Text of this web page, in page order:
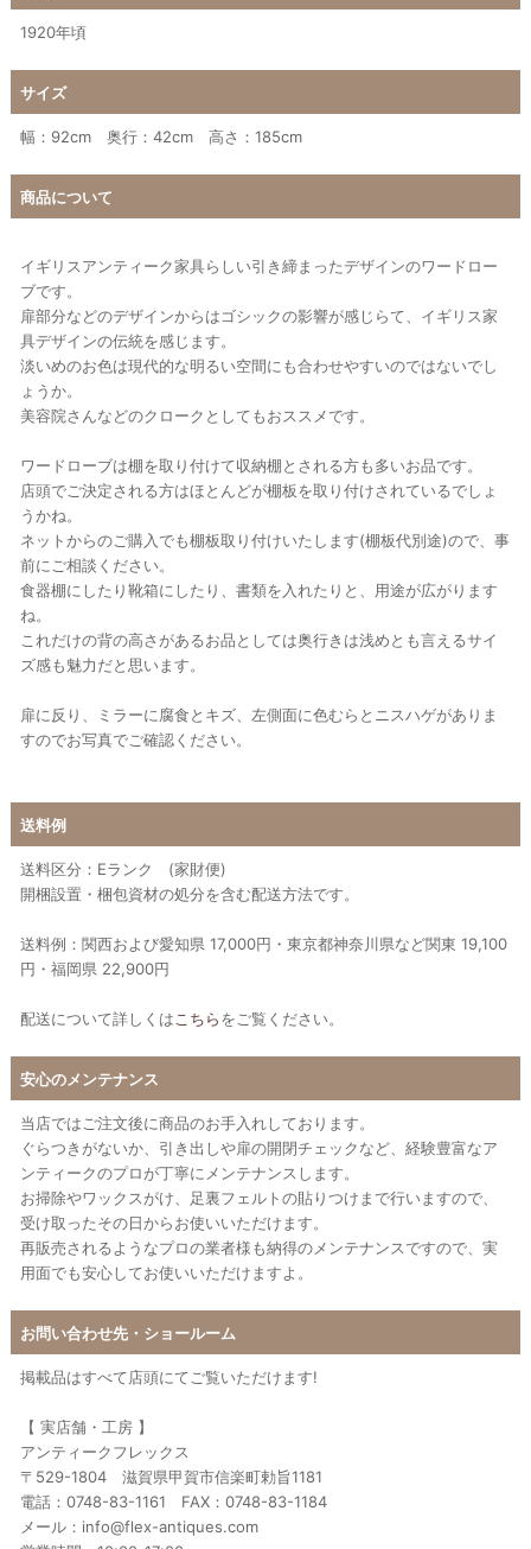
1920年頃
サイズ
幅：92cm 奥行：42cm 高さ：185cm
商品について
イギリスアンティーク家具らしい引き締まったデザインのワードロー
ブです。
扉部分などのデザインからはゴシックの影響が感じらて、イギリス家
具デザインの伝統を感じます。
淡いめのお色は現代的な明るい空間にも合わせやすいのではないでし
ょうか。
美容院さんなどのクロークとしてもおススメです。
ワードローブは棚を取り付けて収納棚とされる方も多いお品です。
店頭でご決定される方はほとんどが棚板を取り付けされているでしょ
うかね。
ネットからのご購入でも棚板取り付けいたします(棚板代別途)ので、事
前にご相談ください。
食器棚にしたり靴箱にしたり、書類を入れたりと、用途が広がります
ね。
これだけの背の高さがあるお品としては奥行きは浅めとも言えるサイ
ズ感も魅力だと思います。
扉に反り、ミラーに腐食とキズ、左側面に色むらとニスハゲがありま
すのでお写真でご確認ください。
送料例
送料区分：Eランク (家財便)
開梱設置・梱包資材の処分を含む配送方法です。
送料例：関西および愛知県 17,000円・東京都神奈川県など関東 19,100
円・福岡県 22,900円
配送について詳しくは こちらをご覧ください。
安心のメンテナンス
当店ではご注文後に商品のお手入れしております。
ぐらつきがないか、引き出しや扉の開閉チェックなど、経験豊富なア
ンティークのプロが丁寧にメンテナンスします。
お掃除やワックスがけ、足裏フェルトの貼りつけまで行いますので、
受け取ったその日からお使いいただけます。
再販売されるようなプロの業者様も納得のメンテナンスですので、実
用面でも安心してお使いいただけますよ。
お問い合わせ先・ショールーム
掲載品はすべて店頭にてご覧いただけます!
【 実店舗・工房 】
アンティークフレックス
〒529-1804 滋賀県甲賀市信楽町勅旨1181
電話：0748-83-1161 FAX：0748-83-1184
メール：info@flex-antiques.com